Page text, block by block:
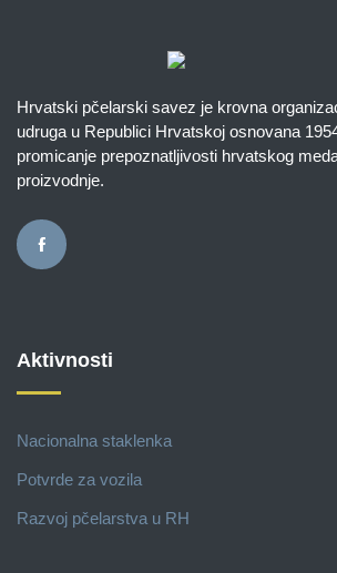
Hrvatski pčelarski savez je krovna
udruga u Republici Hrvatskoj osnovana
promicanje prepoznatljivosti hrvatskog
proizvodnje.
Aktivnosti
Nacionalna staklenka
Potvrde za vozila
Razvoj pčelarstva u RH